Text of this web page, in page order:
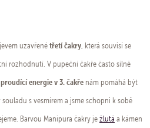
uzavřenétřetí čakry, která souvisí se
rozhodnutí. V pupeční čakře často silně
proudící energie v 3. čakře nám pomáhá být
s vesmírem a jsme schopni k sobě
Barvou Manipura čakry ježlutá a kámen